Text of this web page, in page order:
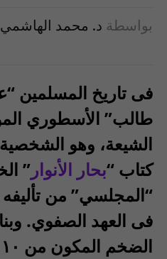
بواسطة د. محمد الهاشمي
فى تاريخ المسلمين
طالب” الأسطوري
الشيعة، وهو
كتاب “بحار الأنوار ”
فى العهد الصفوي.
الضخم المكون من ١١٠ مجلدات